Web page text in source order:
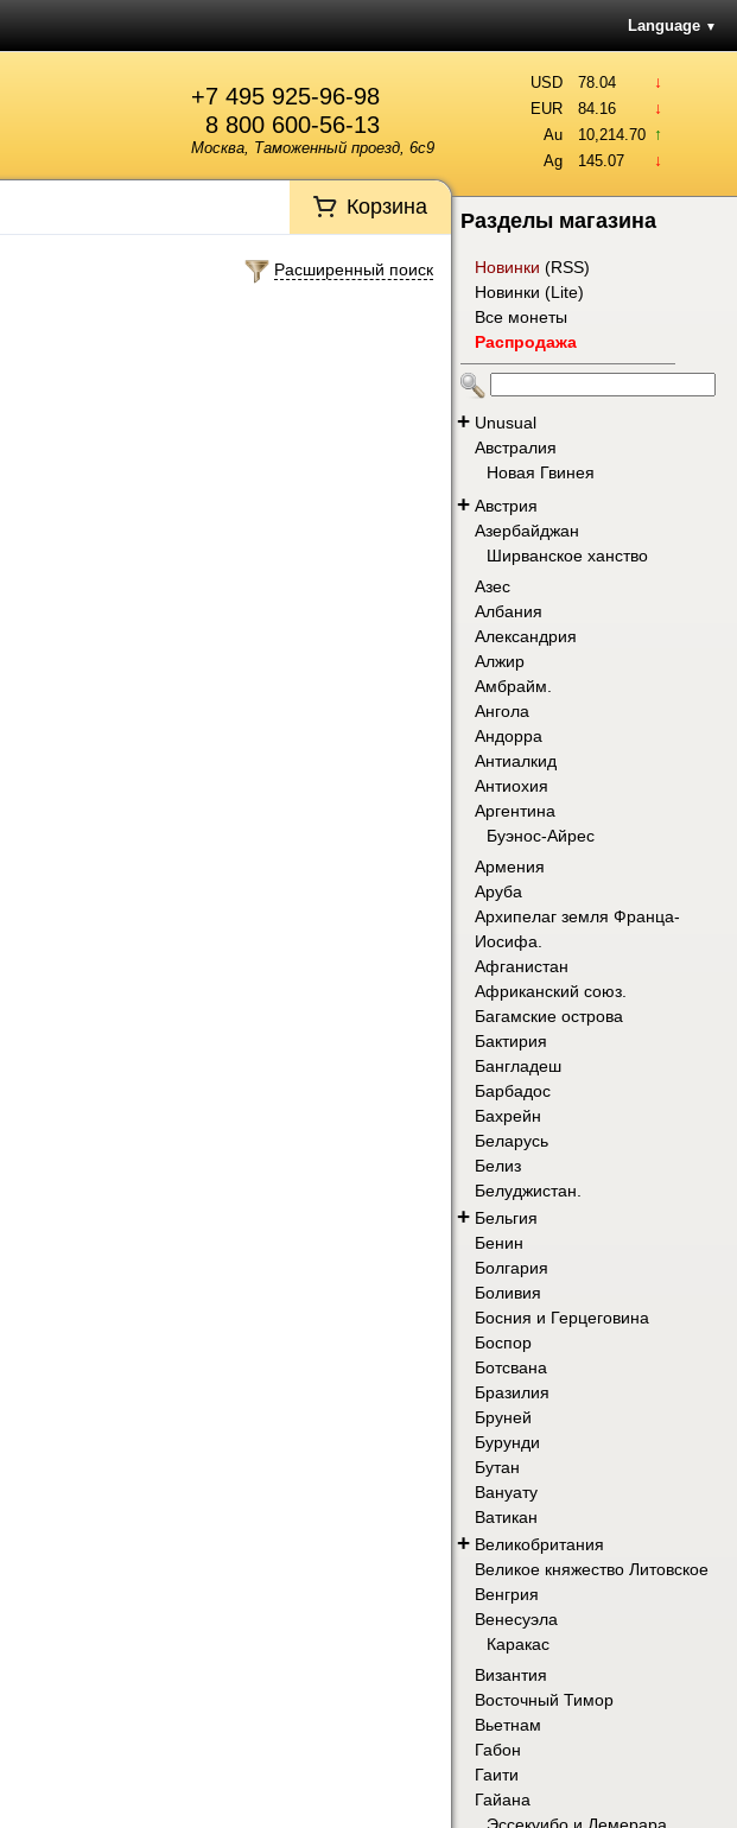
Language ▼
+7 495 925-96-98
8 800 600-56-13
Москва, Таможенный проезд, 6с9
USD 78.04 ↓
EUR 84.16 ↓
Au 10,214.70 ↑
Ag 145.07 ↓
Корзина
Расширенный поиск
Разделы магазина
Новинки (RSS)
Новинки (Lite)
Все монеты
Распродажа
+ Unusual
Австралия
Новая Гвинея
+ Австрия
Азербайджан
Ширванское ханство
Азес
Албания
Александрия
Алжир
Амбрайм.
Ангола
Андорра
Антиалкид
Антиохия
Аргентина
Буэнос-Айрес
Армения
Аруба
Архипелаг земля Франца-
Иосифа.
Афганистан
Африканский союз.
Багамские острова
Бактирия
Бангладеш
Барбадос
Бахрейн
Беларусь
Белиз
Белуджистан.
+ Бельгия
Бенин
Болгария
Боливия
Босния и Герцеговина
Боспор
Ботсвана
Бразилия
Бруней
Бурунди
Бутан
Вануату
Ватикан
+ Великобритания
Великое княжество Литовское
Венгрия
Венесуэла
Каракас
Византия
Восточный Тимор
Вьетнам
Габон
Гаити
Гайана